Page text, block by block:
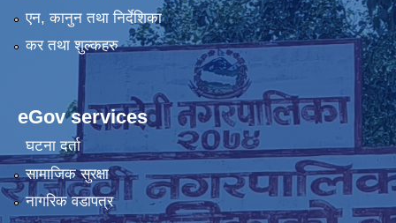
एन, कानुन तथा निर्देशिका
कर तथा शुल्कहरु
eGov services
घटना दर्ता
सामाजिक सुरक्षा
नागरिक वडापत्र